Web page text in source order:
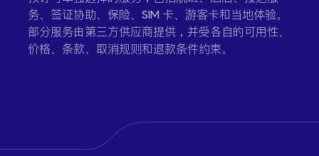
务、签证协助、保险、SIM 卡、游客卡和当地体验。
部分服务由第三方供应商提供，并受各自的可用性、
价格、条款、取消规则和退款条件约束。